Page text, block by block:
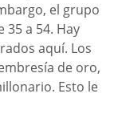
el grupo
a 54. Hay
aquí. Los
de oro,
Esto le